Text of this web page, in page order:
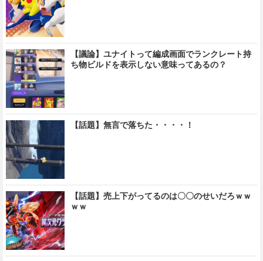
【議論】ユナイトって編成画面でランクレート持
ち物ビルドを表示しない意味ってあるの？
【話題】無言で落ちた・・・・！
【話題】売上下がってるのは〇〇のせいだろｗｗ
ｗｗ